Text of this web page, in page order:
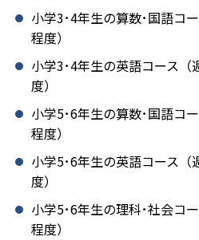
小学3･4年生の算数･国語コ
程度）
小学3･4年生の英語コース（
度）
小学5･6年生の算数･国語コ
程度）
小学5･6年生の英語コース（
度）
小学5･6年生の理科･社会コ
程度）